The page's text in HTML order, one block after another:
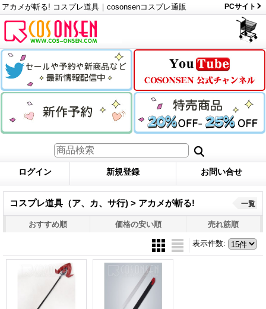
アカメが斬る! コスプレ道具｜cosonsenコスプレ通販 PCサイト
ログイン 新規登録 お問い合せ
コスプレ道具（ア、カ、サ行) > アカメが斬る! 一覧
おすすめ順 価格の安い順 売れ筋順
表示件数: